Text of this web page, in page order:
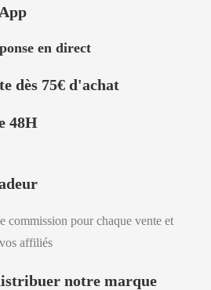
en direct
dès 75€ d'achat
48H
commission pour chaque vente et
affiliés
notre marque